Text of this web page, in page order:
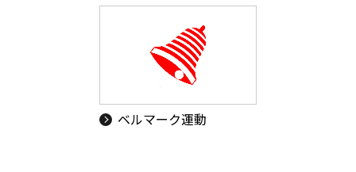
ベルマーク運動